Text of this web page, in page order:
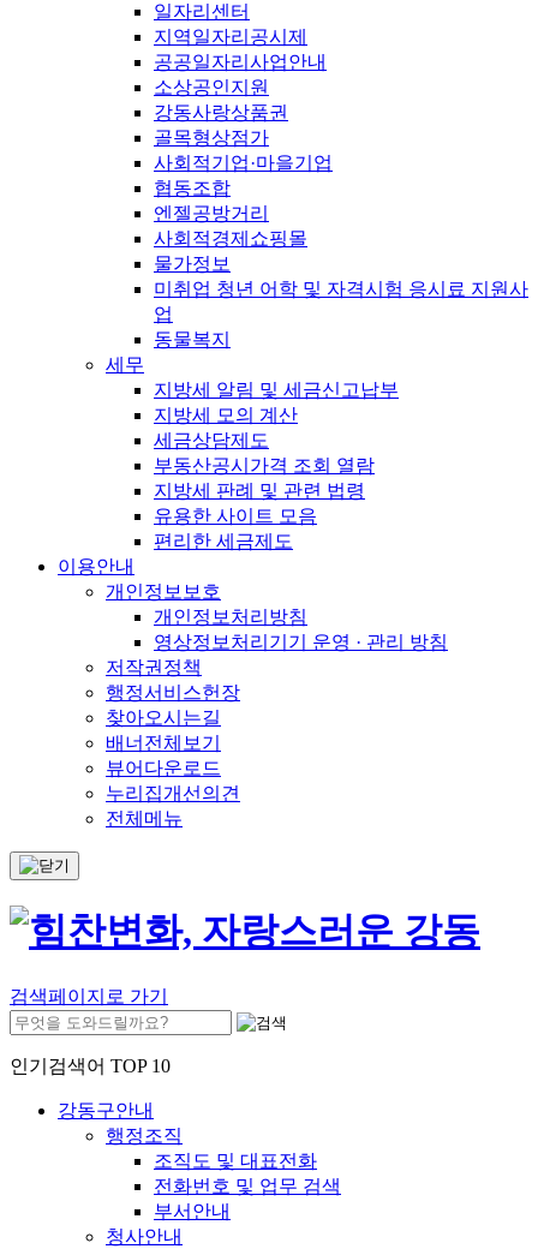
일자리센터
지역일자리공시제
공공일자리사업안내
소상공인지원
강동사랑상품권
골목형상점가
사회적기업·마을기업
협동조합
엔젤공방거리
사회적경제쇼핑몰
물가정보
미취업 청년 어학 및 자격시험 응시료 지원사
업
동물복지
세무
지방세 알림 및 세금신고납부
지방세 모의 계산
세금상담제도
부동산공시가격 조회 열람
지방세 판례 및 관련 법령
유용한 사이트 모음
편리한 세금제도
이용안내
개인정보보호
개인정보처리방침
영상정보처리기기 운영 · 관리 방침
저작권정책
행정서비스헌장
찾아오시는길
배너전체보기
뷰어다운로드
누리집개선의견
전체메뉴
검색페이지로 가기
인기검색어 TOP 10
강동구안내
행정조직
조직도 및 대표전화
전화번호 및 업무 검색
부서안내
청사안내